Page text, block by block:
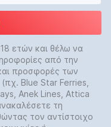
ετών και θέλω να
από την
προσφορές των
Blue Star Ferries,
Anek Lines, Attica
τη
τον αντίστοιχο